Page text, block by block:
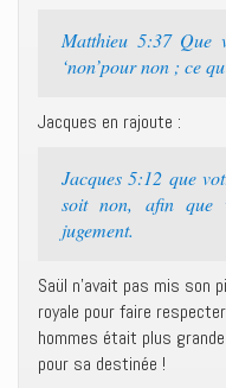
Matthieu 5:37 Que
‘non’pour non ; ce
Jacques en rajoute :
Jacques 5:12 que
soit non, afin que
jugement.
Saül n’avait pas mis
royale pour faire
hommes était plus
pour sa destinée !